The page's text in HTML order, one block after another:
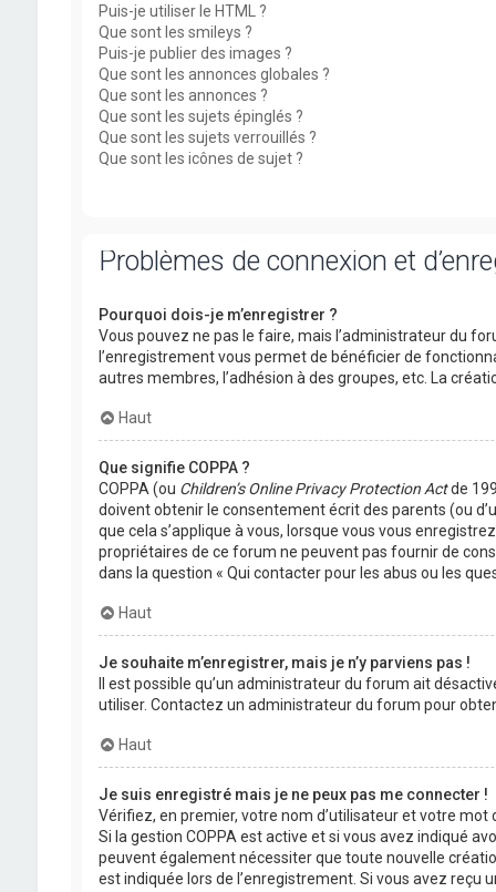
Puis-je utiliser le HTML ?
Que sont les smileys ?
Puis-je publier des images ?
Que sont les annonces globales ?
Que sont les annonces ?
Que sont les sujets épinglés ?
Que sont les sujets verrouillés ?
Que sont les icônes de sujet ?
Problèmes de connexion et
Pourquoi dois-je m’enregistrer ?
Vous pouvez ne pas le faire, mais l’administrateur du
l’enregistrement vous permet de bénéficier de
autres membres, l’adhésion à des groupes, etc. La
Haut
Que signifie COPPA ?
COPPA (ou Children’s Online Privacy Protection Actde
doivent obtenir le consentement écrit des parents (ou
que cela s’applique à vous, lorsque vous vous
propriétaires de ce forum ne peuvent pas fournir de
dans la question « Qui contacter pour les abus ou les
Haut
Je souhaite m’enregistrer, mais je n’y parviens pas !
Il est possible qu’un administrateur du forum ait
utiliser. Contactez un administrateur du forum pour
Haut
Je suis enregistré mais je ne peux pas me connecter !
Vérifiez, en premier, votre nom d’utilisateur et votre mot
Si la gestion COPPA est active et si vous avez indiqué
peuvent également nécessiter que toute nouvelle
est indiquée lors de l’enregistrement. Si vous avez reçu